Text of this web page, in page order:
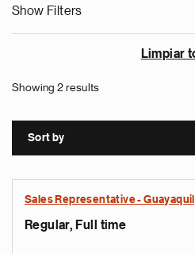
Show Filters
Limpiar
Showing 2 results
Sort by
Sales Representative -
Regular, Full time